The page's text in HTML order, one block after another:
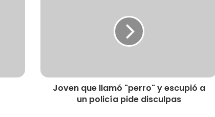
Joven que llamó "perro" y escupió a
un policía pide disculpas